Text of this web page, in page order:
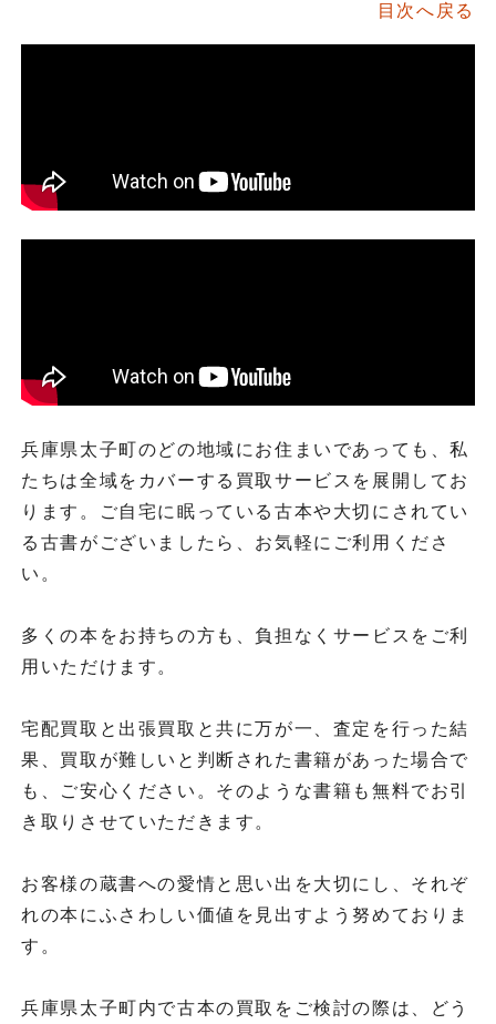
目次へ戻る
兵庫県太子町のどの地域にお住まいであっても、私
たちは全域をカバーする買取サービスを展開してお
ります。ご自宅に眠っている古本や大切にされてい
る古書がございましたら、お気軽にご利用くださ
い。
多くの本をお持ちの方も、負担なくサービスをご利
用いただけます。
宅配買取と出張買取と共に万が一、査定を行った結
果、買取が難しいと判断された書籍があった場合で
も、ご安心ください。そのような書籍も無料でお引
き取りさせていただきます。
お客様の蔵書への愛情と思い出を大切にし、それぞ
れの本にふさわしい価値を見出すよう努めておりま
す。
兵庫県太子町内で古本の買取をご検討の際は、どう